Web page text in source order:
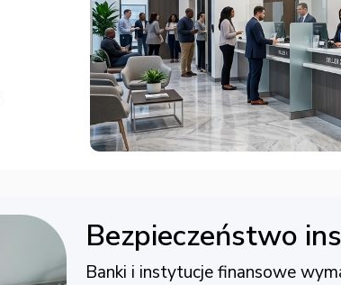
Bezpieczeństwo
Banki i instytucje finansowe